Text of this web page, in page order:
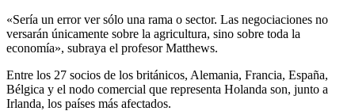
«Sería un error ver sólo una rama o sector. Las negociaciones no
versarán únicamente sobre la agricultura, sino sobre toda la
economía», subraya el profesor Matthews.
Entre los 27 socios de los británicos, Alemania, Francia, España,
Bélgica y el nodo comercial que representa Holanda son, junto a
Irlanda, los países más afectados.